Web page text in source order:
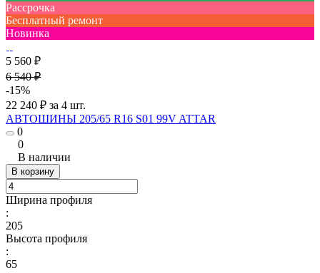
Рассрочка
Бесплатный ремонт
Новинка
5 560 ₽
6 540 ₽
-15%
22 240 ₽ за 4 шт.
АВТОШИНЫ 205/65 R16 S01 99V ATTAR
0
0
В наличии
В корзину
Ширина профиля
:
205
Высота профиля
:
65